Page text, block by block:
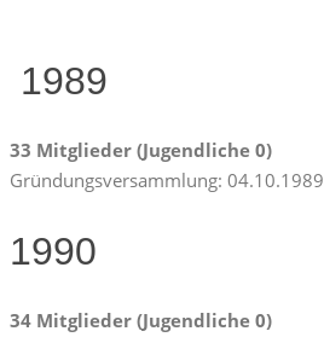
1989
33 Mitglieder (Jugendliche 0)
Gründungsversammlung: 04.10.1989
1990
34 Mitglieder (Jugendliche 0)